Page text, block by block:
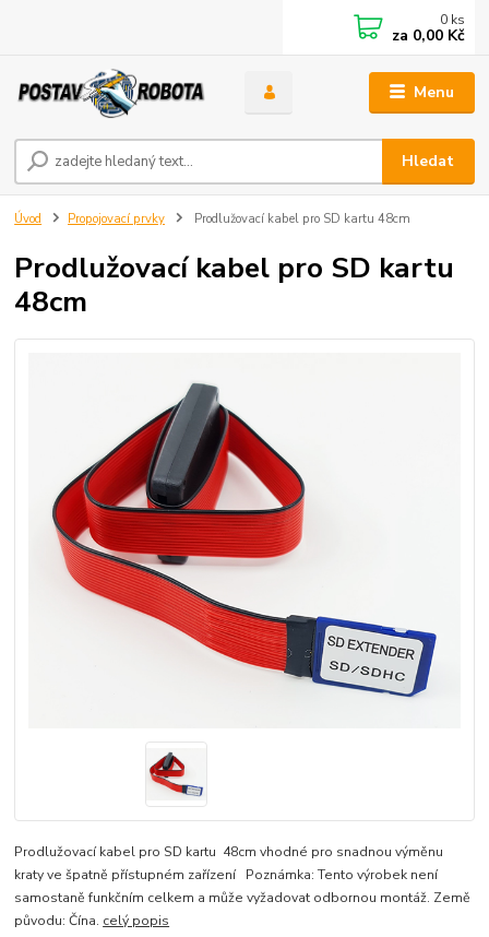
Menu
Hledat
0 ks
za 0,00 Kč
Úvod Propojovací prvky Prodlužovací kabel pro SD kartu 48cm
Prodlužovací kabel pro SD kartu
48cm
Prodlužovací kabel pro SD kartu 48cm vhodné pro snadnou výměnu
kraty ve špatně přístupném zařízení Poznámka: Tento výrobek není
samostaně funkčním celkem a může vyžadovat odbornou montáž. Země
původu: Čína. celý popis